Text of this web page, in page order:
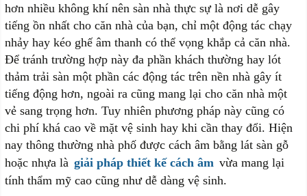
hơn nhiều không khí nên sàn nhà thực sự là nơi dễ gây
tiếng ồn nhất cho căn nhà của bạn, chỉ một động tác chạy
nhảy hay kéo ghế âm thanh có thể vọng khắp cả căn nhà.
Để tránh trường hợp này đa phần khách thường hay lót
thảm trải sàn một phần các động tác trên nền nhà gây ít
tiếng động hơn, ngoài ra cũng mang lại cho căn nhà một
vẻ sang trọng hơn. Tuy nhiên phương pháp này cũng có
chi phí khá cao về mặt vệ sinh hay khi cần thay đổi. Hiện
nay thông thường nhà phố được cách âm bằng lát sàn gỗ
hoặc nhựa là giải pháp thiết kế cách âm vừa mang lại
tính thẩm mỹ cao cũng như dễ dàng vệ sinh.